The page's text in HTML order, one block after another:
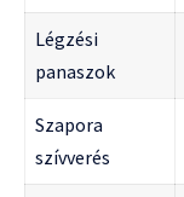
Légzési
panaszok
Szapora
szívverés